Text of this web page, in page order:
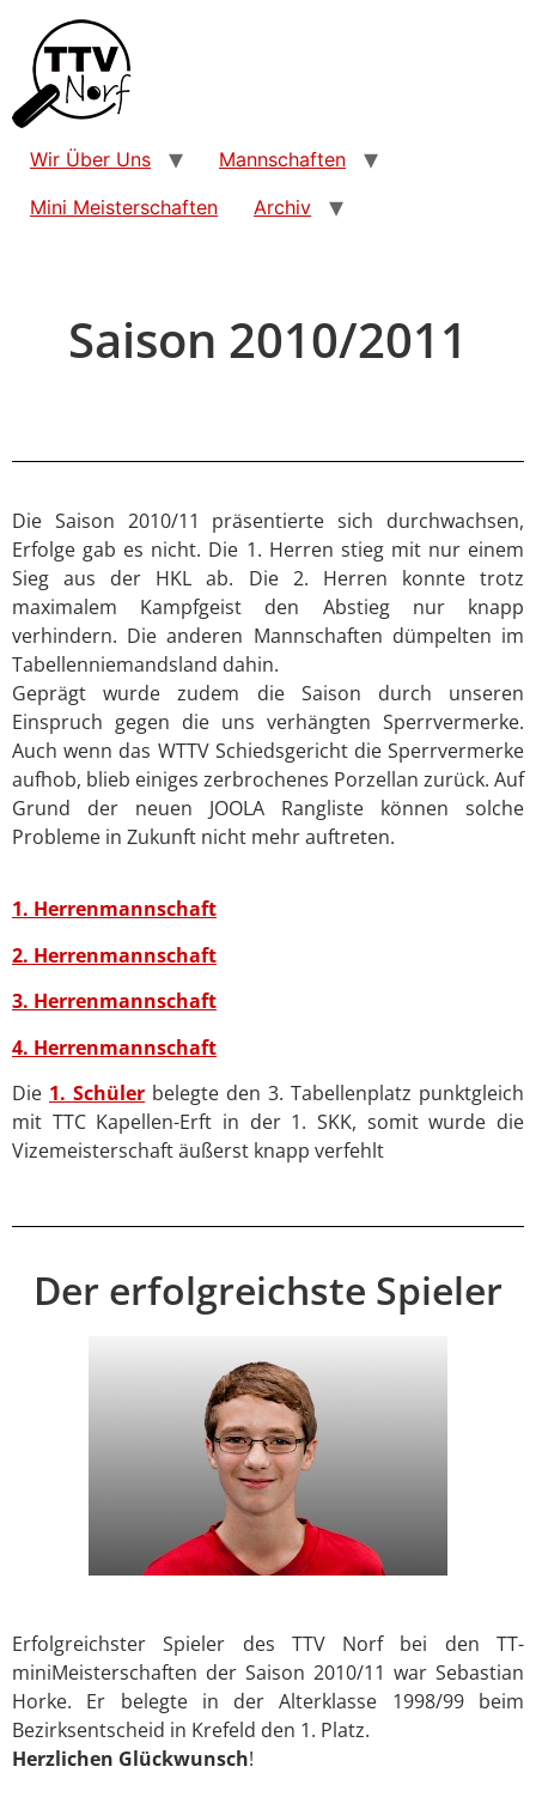
Wir Über Uns
Mannschaften
Mini Meisterschaften
Archiv
Saison 2010/2011
Die Saison 2010/11 präsentierte sich durchwachsen,
Erfolge gab es nicht. Die 1. Herren stieg mit nur einem
Sieg aus der HKL ab. Die 2. Herren konnte trotz
maximalem Kampfgeist den Abstieg nur knapp
verhindern. Die anderen Mannschaften dümpelten im
Tabellenniemandsland dahin.
Geprägt wurde zudem die Saison durch unseren
Einspruch gegen die uns verhängten Sperrvermerke.
Auch wenn das WTTV Schiedsgericht die Sperrvermerke
aufhob, blieb einiges zerbrochenes Porzellan zurück. Auf
Grund der neuen JOOLA Rangliste können solche
Probleme in Zukunft nicht mehr auftreten.
1. Herrenmannschaft
2. Herrenmannschaft
3. Herrenmannschaft
4. Herrenmannschaft
Die 1. Schüler belegte den 3. Tabellenplatz punktgleich
mit TTC Kapellen-Erft in der 1. SKK, somit wurde die
Vizemeisterschaft äußerst knapp verfehlt
Der erfolgreichste Spieler
Erfolgreichster Spieler des TTV Norf bei den TT-
miniMeisterschaften der Saison 2010/11 war Sebastian
Horke. Er belegte in der Alterklasse 1998/99 beim
Bezirksentscheid in Krefeld den 1. Platz.
Herzlichen Glückwunsch!